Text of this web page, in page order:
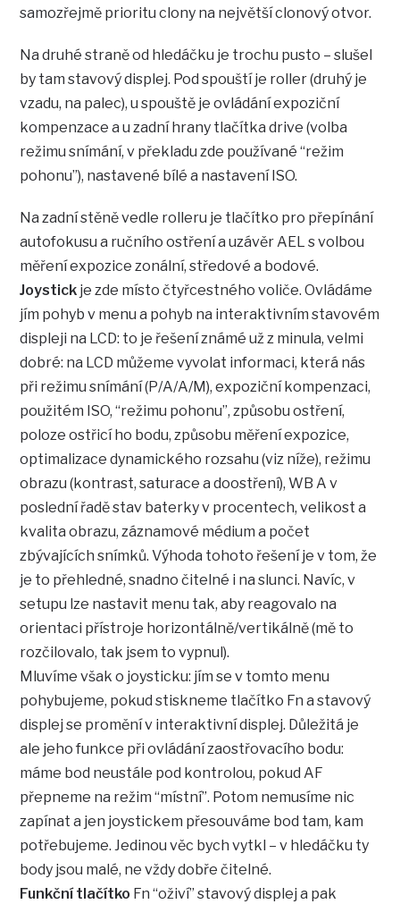
samozřejmě prioritu clony na největší clonový otvor.
Na druhé straně od hledáčku je trochu pusto – slušel
by tam stavový displej. Pod spouští je roller (druhý je
vzadu, na palec), u spouště je ovládání expoziční
kompenzace a u zadní hrany tlačítka drive (volba
režimu snímání, v překladu zde používané “režim
pohonu”), nastavené bílé a nastavení ISO.
Na zadní stěně vedle rolleru je tlačítko pro přepínání
autofokusu a ručního ostření a uzávěr AEL s volbou
měření expozice zonální, středové a bodové.
Joystick je zde místo čtyřcestného voliče. Ovládáme
jím pohyb v menu a pohyb na interaktivním stavovém
displeji na LCD: to je řešení známé už z minula, velmi
dobré: na LCD můžeme vyvolat informaci, která nás
při režimu snímání (P/A/A/M), expoziční kompenzaci,
použitém ISO, “režimu pohonu”, způsobu ostření,
poloze ostřicí ho bodu, způsobu měření expozice,
optimalizace dynamického rozsahu (viz níže), režimu
obrazu (kontrast, saturace a doostření), WB A v
poslední řadě stav baterky v procentech, velikost a
kvalita obrazu, záznamové médium a počet
zbývajících snímků. Výhoda tohoto řešení je v tom, že
je to přehledné, snadno čitelné i na slunci. Navíc, v
setupu lze nastavit menu tak, aby reagovalo na
orientaci přístroje horizontálně/vertikálně (mě to
rozčilovalo, tak jsem to vypnul).
Mluvíme však o joysticku: jím se v tomto menu
pohybujeme, pokud stiskneme tlačítko Fn a stavový
displej se promění v interaktivní displej. Důležitá je
ale jeho funkce při ovládání zaostřovacího bodu:
máme bod neustále pod kontrolou, pokud AF
přepneme na režim “místní”. Potom nemusíme nic
zapínat a jen joystickem přesouváme bod tam, kam
potřebujeme. Jedinou věc bych vytkl – v hledáčku ty
body jsou malé, ne vždy dobře čitelné.
Funkční tlačítko Fn “oživí” stavový displej a pak